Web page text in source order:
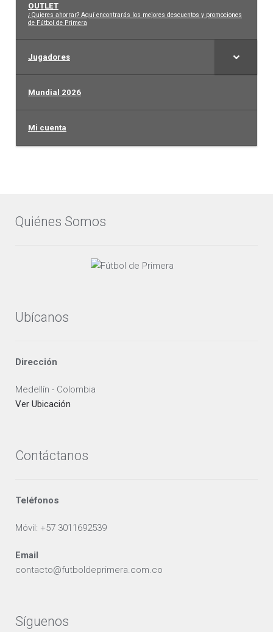
OUTLET
–
¿Quieres ahorrar? Aquí encontrarás los mejores descuentos y promociones
de Fútbol de Primera
Jugadores
Mundial 2026
Mi cuenta
Quiénes Somos
Ubícanos
Dirección
Medellín - Colombia
Ver Ubicación
Contáctanos
Teléfonos
Móvil: +57 3011692539
Email
contacto@futboldeprimera.com.co
Síguenos